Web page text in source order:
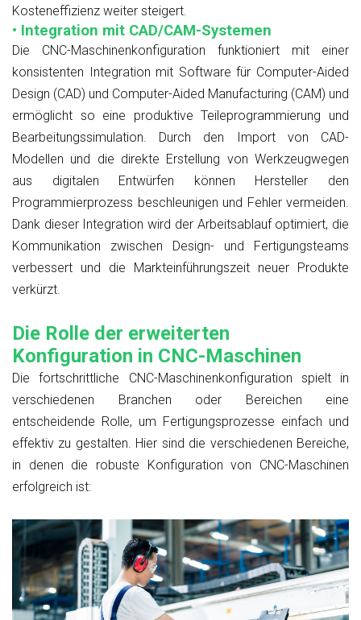
Kosteneffizienz weiter steigert.
• Integration mit CAD/CAM-Systemen
Die CNC-Maschinenkonfiguration funktioniert mit einer
konsistenten Integration mit Software für Computer-Aided
Design (CAD) und Computer-Aided Manufacturing (CAM) und
ermöglicht so eine produktive Teileprogrammierung und
Bearbeitungssimulation. Durch den Import von CAD-
Modellen und die direkte Erstellung von Werkzeugwegen
aus digitalen Entwürfen können Hersteller den
Programmierprozess beschleunigen und Fehler vermeiden.
Dank dieser Integration wird der Arbeitsablauf optimiert, die
Kommunikation zwischen Design- und Fertigungsteams
verbessert und die Markteinführungszeit neuer Produkte
verkürzt.
Die Rolle der erweiterten
Konfiguration in CNC-Maschinen
Die fortschrittliche CNC-Maschinenkonfiguration spielt in
verschiedenen Branchen oder Bereichen eine
entscheidende Rolle, um Fertigungsprozesse einfach und
effektiv zu gestalten. Hier sind die verschiedenen Bereiche,
in denen die robuste Konfiguration von CNC-Maschinen
erfolgreich ist: